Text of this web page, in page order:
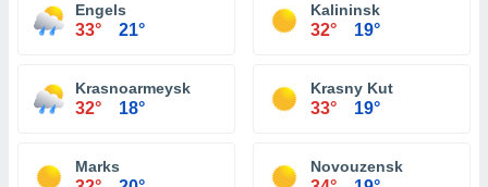
Engels
33° 21°
Kalininsk
32° 19°
Krasnoarmeysk
32° 18°
Krasny Kut
33° 19°
Marks Novouzensk